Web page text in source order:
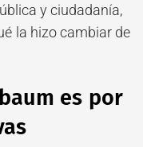
y ciudadanía,
la hizo cambiar de
es por